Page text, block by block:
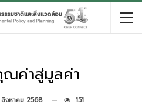
ค่าสู่มูลค่า
สิงหาคม 2568 151